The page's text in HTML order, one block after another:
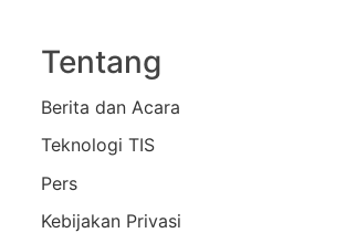
Tentang
Berita dan Acara
Teknologi TIS
Pers
Kebijakan Privasi